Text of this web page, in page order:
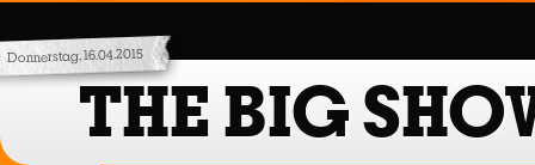
Donnerstag, 16.04.2015
THE BIG